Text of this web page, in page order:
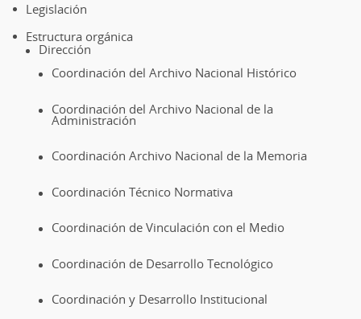
Legislación
Estructura orgánica
Dirección
Coordinación del Archivo Nacional Histórico
Coordinación del Archivo Nacional de la
Administración
Coordinación Archivo Nacional de la Memoria
Coordinación Técnico Normativa
Coordinación de Vinculación con el Medio
Coordinación de Desarrollo Tecnológico
Coordinación y Desarrollo Institucional